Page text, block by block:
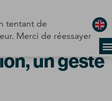
tentant de
Merci de réessayer
–
un geste